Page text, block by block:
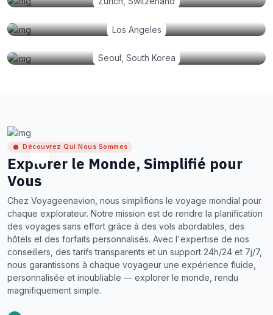
Los Angeles
Seoul, South Korea
Découvrez Qui Nous Sommes
Explorer le Monde, Simplifié pour
Vous
Chez Voyageenavion, nous simplifions le voyage mondial pour
chaque explorateur. Notre mission est de rendre la planification
des voyages sans effort grâce à des vols abordables, des
hôtels et des forfaits personnalisés. Avec l'expertise de nos
conseillers, des tarifs transparents et un support 24h/24 et 7j/7,
nous garantissons à chaque voyageur une expérience fluide,
personnalisée et inoubliable — explorer le monde, rendu
magnifiquement simple.